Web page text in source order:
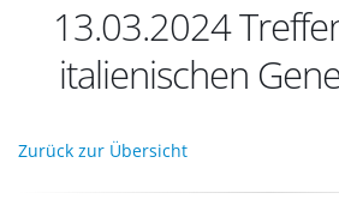
13.03.2024
italienischen
Zurück zur Übersicht